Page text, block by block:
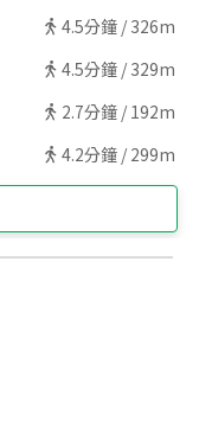
4.5分鐘 / 326m
4.5分鐘 / 329m
2.7分鐘 / 192m
4.2分鐘 / 299m